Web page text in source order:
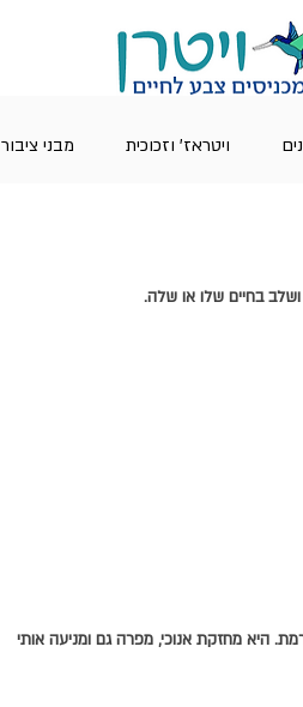
ויטראז' וזכוכית מבני ציבור
בחיים שלו או שלה.
היא מחזקת אנוכי, מפרה גם ומניעה אותי